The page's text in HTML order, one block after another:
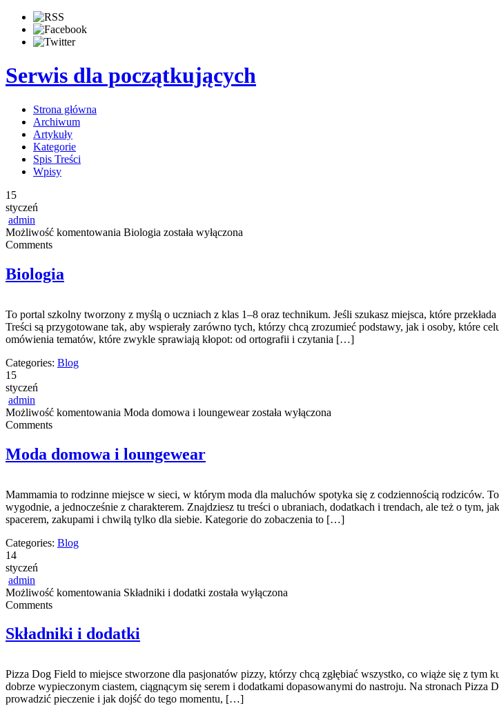
Serwis dla początkujących
Strona główna
Archiwum
Artykuły
Kategorie
Spis Treści
Wpisy
15
styczeń
admin
Możliwość komentowania Biologia została wyłączona
Comments
Biologia
To portal szkolny tworzony z myślą o uczniach z klas 1–8 oraz technikum. Jeśli szukasz miejsca, które
Treści są przygotowane tak, aby wspierały zarówno tych, którzy chcą zrozumieć podstawy, jak i osoby, które
omówienia tematów, które zwykle sprawiają kłopot: od ortografii i czytania […]
Categories: Blog
15
styczeń
admin
Możliwość komentowania Moda domowa i loungewearzostała wyłączona
Comments
Moda domowa i loungewear
Mammamia to rodzinne miejsce w sieci, w którym moda dla maluchów spotyka się z codziennością rodziców.
wygodnie, a jednocześnie z charakterem. Znajdziesz tu treści o ubraniach, dodatkach i trendach, ale też o tym,
spacerem, zakupami i chwilą tylko dla siebie. Kategorie do zobaczenia to […]
Categories: Blog
14
styczeń
admin
Możliwość komentowania Składniki i dodatki została wyłączona
Comments
Składniki i dodatki
Pizza Dog Field to miejsce stworzone dla pasjonatów pizzy, którzy chcą zgłębiać wszystko, co wiąże się z tym
dobrze wypieczonym ciastem, ciągnącym się serem i dodatkami dopasowanymi do nastroju. Na stronach
prowadzić pieczenie i jak dojść do tego momentu, […]